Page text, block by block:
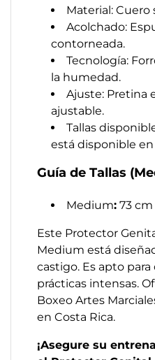
Material:
Acolchado:
contorneada.
Tecnología:
la humedad.
Ajuste: Pretina
ajustable.
Tallas
está disponible en
Guía de Tallas
Medium: 73
Este Protector
Medium está
castigo. Es apto
prácticas intensas.
Boxeo Artes
en Costa Rica.
¡Asegure su